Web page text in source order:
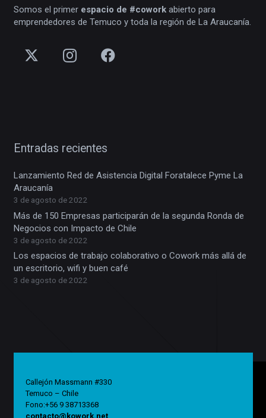
Somos el primer espacio de #coworkabierto para
emprendedores de Temuco y toda la región de La Araucanía.
Entradas recientes
Lanzamiento Red de Asistencia Digital Foratalece Pyme La
Araucanía
3 de agosto de 2022
Más de 150 Empresas participarán de la segunda Ronda de
Negocios con Impacto de Chile
3 de agosto de 2022
Los espacios de trabajo colaborativo o Cowork más allá de
un escritorio, wifi y buen café
3 de agosto de 2022
Callejón Massmann #330
Temuco – Chile
Fono:+56 9 38713368
contacto@kowork.net